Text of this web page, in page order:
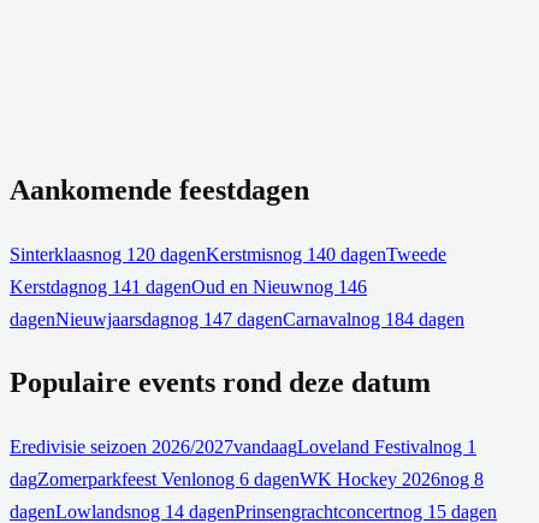
Aankomende feestdagen
Sinterklaasnog 120 dagenKerstmisnog 140 dagenTweede
Kerstdagnog 141 dagenOud en Nieuwnog 146
dagenNieuwjaarsdagnog 147 dagenCarnavalnog 184 dagen
Populaire events rond deze datum
Eredivisie seizoen 2026/2027vandaagLoveland Festivalnog 1
dagZomerparkfeest Venlonog 6 dagenWK Hockey 2026nog 8
dagenLowlandsnog 14 dagenPrinsengrachtconcertnog 15 dagen